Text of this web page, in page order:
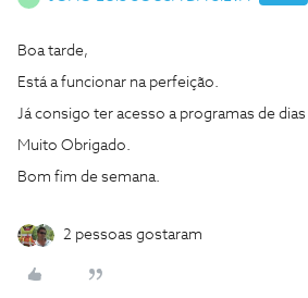
Boa tarde,
Está a funcionar na perfeição.
Já consigo ter acesso a programas de
Muito Obrigado.
Bom fim de semana.
2 pessoas gostaram